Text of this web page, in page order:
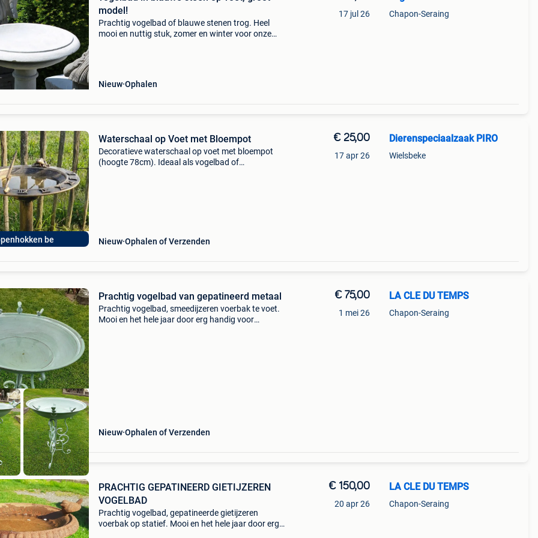
model!
Prachtig vogelbad of blauwe stenen trog. Heel
mooi en nuttig stuk, zomer en winter voor onze
Nieuw Ophalen
17 jul 26 Chapon-Seraing
be
Waterschaal op Voet met Bloempot
Decoratieve waterschaal op voet met bloempot
(hoogte 78cm). Ideaal als vogelbad of
Nieuw Ophalen of Verzenden
€ 25,00
17 apr 26
Dierenspeciaalzaak PIRO
Wielsbeke
Prachtig vogelbad van gepatineerd metaal
Prachtig vogelbad, smeedijzeren voerbak te voet.
Mooi en het hele jaar door erg handig voor
Nieuw Ophalen of Verzenden
€ 75,00
1 mei 26
LA CLE DU TEMPS
Chapon-Seraing
PRACHTIG GEPATINEERD GIETIJZEREN
VOGELBAD
Prachtig vogelbad, gepatineerde gietijzeren
voerbak op statief. Mooi en het hele jaar door erg
€ 150,00
20 apr 26
LA CLE DU TEMPS
Chapon-Seraing